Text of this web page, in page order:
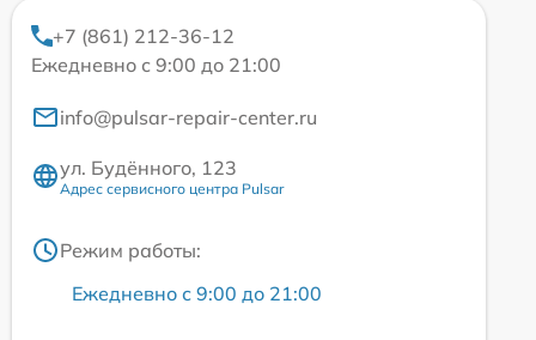
+7 (861) 212-36-12
Ежедневно с 9:00 до 21:00
info@pulsar-repair-center.ru
ул. Будённого, 123
Адрес сервисного центра Pulsar
Режим работы:
Ежедневно с 9:00 до 21:00